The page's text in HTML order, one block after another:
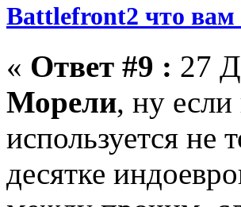
Battlefront2 что вам
« Ответ #9 : 27
Морели, ну
используется не
десятке